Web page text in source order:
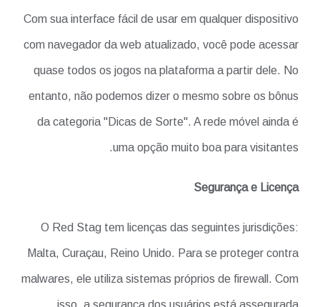
Com sua interface fácil de usar em qualquer dispositivo
com navegador da web atualizado, você pode acessar
quase todos os jogos na plataforma a partir dele. No
entanto, não podemos dizer o mesmo sobre os bônus
da categoria "Dicas de Sorte". A rede móvel ainda é
uma opção muito boa para visitantes.
Segurança e Licença
O Red Stag tem licenças das seguintes jurisdições:
Malta, Curaçau, Reino Unido. Para se proteger contra
malwares, ele utiliza sistemas próprios de firewall. Com
isso, a segurança dos usuários está assegurada.